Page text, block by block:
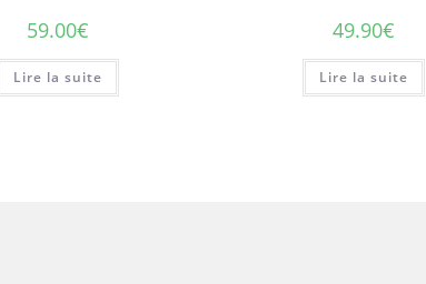
59.00€
Lire la suite
49.90€
Lire la suite